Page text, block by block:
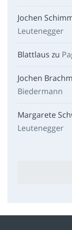
Jochen
Leutenegger
Blattlaus zu
Jochen
Biedermann
Margarete
Leutenegger